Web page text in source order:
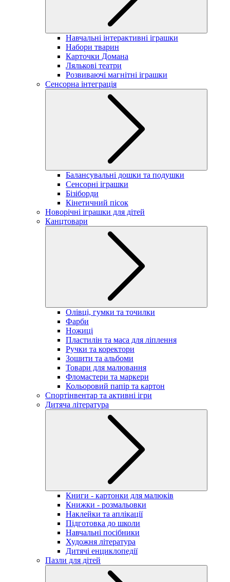
Навчальні інтерактивні іграшки
Набори тварин
Карточки Домана
Лялькові театри
Розвиваючі магнітні іграшки
Сенсорна інтеграція
Балансувальні дошки та подушки
Сенсорні іграшки
Бізіборди
Кінетичний пісок
Новорічні іграшки для дітей
Канцтовари
Олівці, гумки та точилки
Фарби
Ножиці
Пластилін та маса для ліплення
Ручки та коректори
Зошити та альбоми
Товари для малювання
Фломастери та маркери
Кольоровий папір та картон
Спортінвентар та активні ігри
Дитяча література
Книги - картонки для малюків
Книжки - розмальовки
Наклейки та аплікації
Підготовка до школи
Навчальні посібники
Художня література
Дитячі енциклопедії
Пазли для дітей